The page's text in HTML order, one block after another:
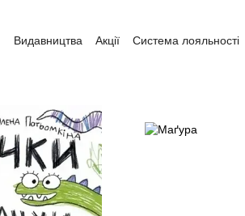
Видавництва Акції Система лояльності